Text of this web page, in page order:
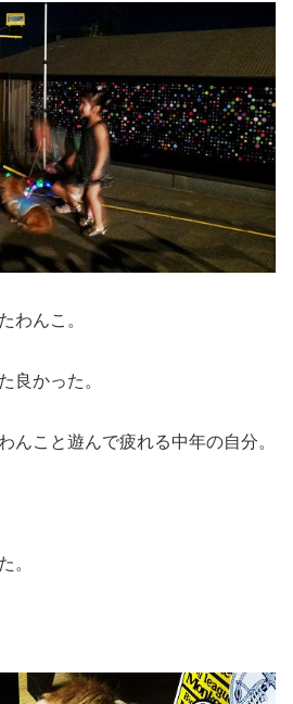
わんこ。
良かった。
んこと遊んで疲れる中年の自分。
。